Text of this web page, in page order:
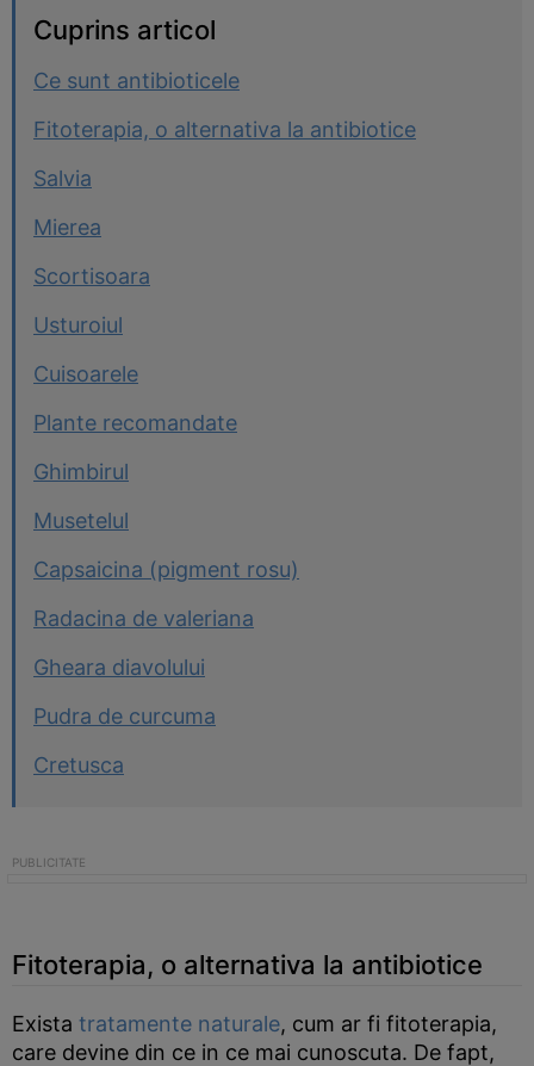
Cuprins articol
Ce sunt antibioticele
Fitoterapia, o alternativa la antibiotice
Salvia
Mierea
Scortisoara
Usturoiul
Cuisoarele
Plante recomandate
Ghimbirul
Musetelul
Capsaicina (pigment rosu)
Radacina de valeriana
Gheara diavolului
Pudra de curcuma
Cretusca
Fitoterapia, o alternativa la antibiotice
Exista tratamente naturale, cum ar fi fitoterapia,
care devine din ce in ce mai cunoscuta. De fapt,